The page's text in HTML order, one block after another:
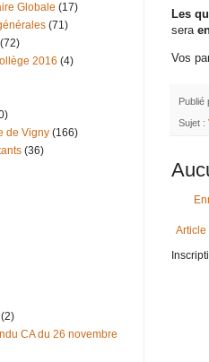
Les
sera
Vos
Publié
Sujet :
Article
Globale (17)
(71)
(72)
2016 (4)
de Vigny (166)
(36)
(2)
CA du 26 novembre